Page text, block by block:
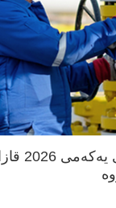
دانە